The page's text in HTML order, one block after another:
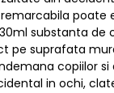
poate
substanta
pe suprafata
copiilor
in ochi,